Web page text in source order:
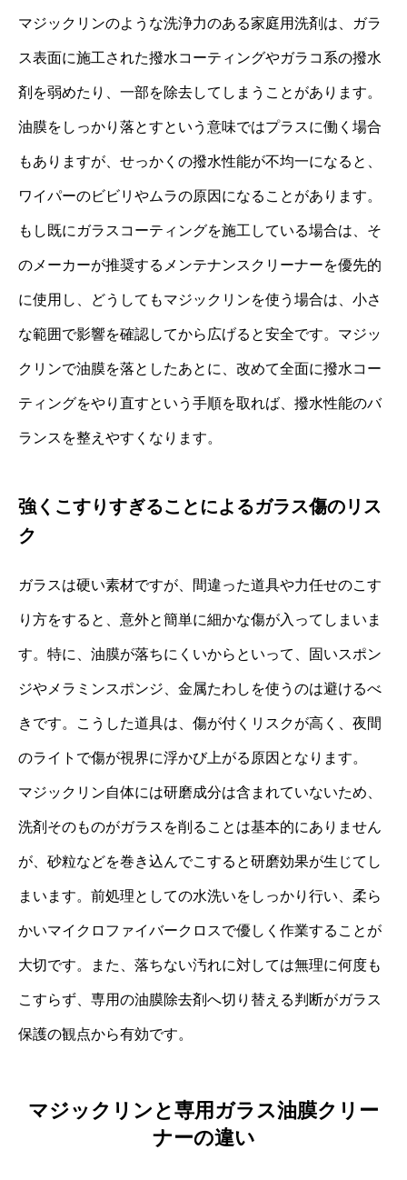
マジックリンのような洗浄力のある家庭用洗剤は、ガラ
ス表面に施工された撥水コーティングやガラコ系の撥水
剤を弱めたり、一部を除去してしまうことがあります。
油膜をしっかり落とすという意味ではプラスに働く場合
もありますが、せっかくの撥水性能が不均一になると、
ワイパーのビビリやムラの原因になることがあります。
もし既にガラスコーティングを施工している場合は、そ
のメーカーが推奨するメンテナンスクリーナーを優先的
に使用し、どうしてもマジックリンを使う場合は、小さ
な範囲で影響を確認してから広げると安全です。マジッ
クリンで油膜を落としたあとに、改めて全面に撥水コー
ティングをやり直すという手順を取れば、撥水性能のバ
ランスを整えやすくなります。
強くこすりすぎることによるガラス傷のリス
ク
ガラスは硬い素材ですが、間違った道具や力任せのこす
り方をすると、意外と簡単に細かな傷が入ってしまいま
す。特に、油膜が落ちにくいからといって、固いスポン
ジやメラミンスポンジ、金属たわしを使うのは避けるべ
きです。こうした道具は、傷が付くリスクが高く、夜間
のライトで傷が視界に浮かび上がる原因となります。
マジックリン自体には研磨成分は含まれていないため、
洗剤そのものがガラスを削ることは基本的にありません
が、砂粒などを巻き込んでこすると研磨効果が生じてし
まいます。前処理としての水洗いをしっかり行い、柔ら
かいマイクロファイバークロスで優しく作業することが
大切です。また、落ちない汚れに対しては無理に何度も
こすらず、専用の油膜除去剤へ切り替える判断がガラス
保護の観点から有効です。
マジックリンと専用ガラス油膜クリー
ナーの違い